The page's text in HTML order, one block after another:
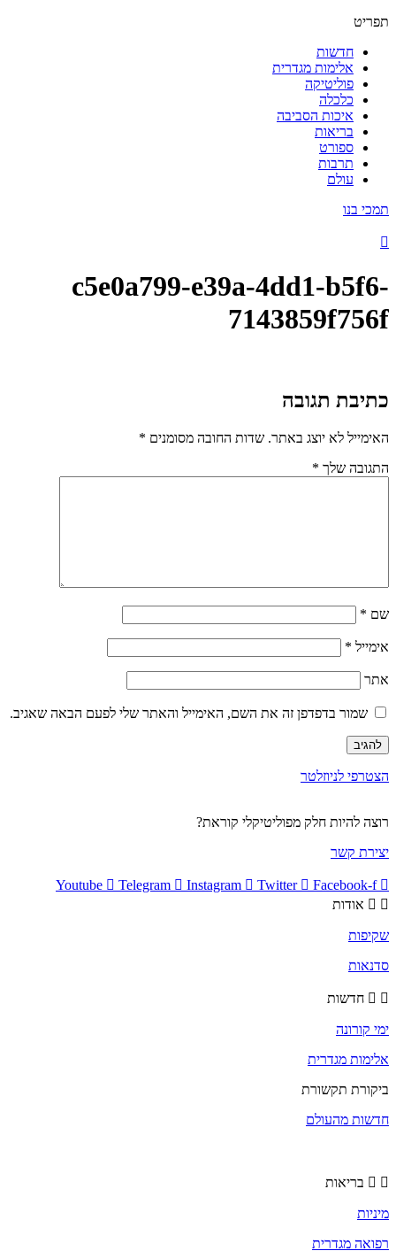
תפריט
חדשות
אלימות מגדרית
פוליטיקה
כלכלה
איכות הסביבה
בריאות
ספורט
תרבות
עולם
תמכי בנו
c5e0a799-e39a-4dd1-b5f6-
7143859f756f
כתיבת תגובה
האימייל לא יוצג באתר. שדות החובה מסומנים *
התגובה שלך *
שם *
אימייל *
אתר
שמור בדפדפן זה את השם, האימייל והאתר שלי לפעם הבאה שאגיב.
הצטרפי לניוזלטר
רוצה להיות חלק מפוליטיקלי קוראת?
יצירת קשר
Youtube Telegram Instagram Twitter
Facebook-f
אודות
שקיפות
סדנאות
חדשות
ימי קורונה
אלימות מגדרית
ביקורת תקשורת
חדשות מהעולם
בריאות
מיניות
רפואה מגדרית